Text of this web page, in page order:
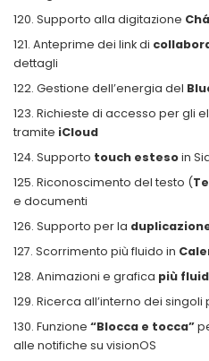
Supporto alla digitazione
Anteprime dei link di
dettagli
Gestione dell’energia del
Richieste di accesso per gli
tramite iCloud
Supporto touch estesoin
Riconoscimento del testo (
e documenti
Supporto per la
Scorrimento più fluido in
Animazioni e grafica più
Ricerca all’interno dei singoli
Funzione “Blocca e tocca”
alle notifiche su visionOS